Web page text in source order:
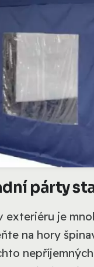
párty
exteriéru je
na hory